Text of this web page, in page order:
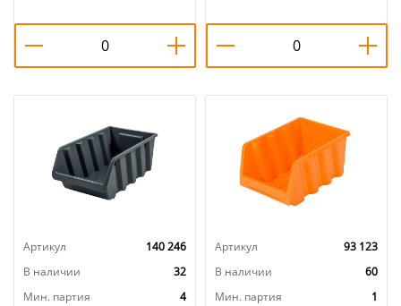
Артикул
140 246
В наличии
32
Мин. партия
4
Артикул
93 123
В наличии
60
Мин. партия
1